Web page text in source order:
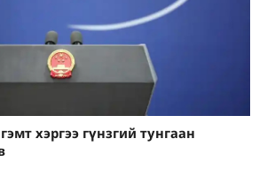
хэргээ гүнзгий тунгаан